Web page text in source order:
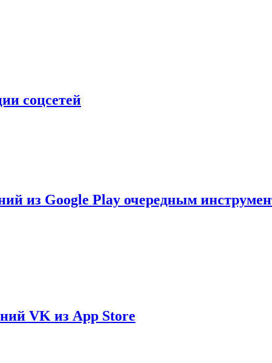
соцсетей
из Google Play очередным
VK из App Store